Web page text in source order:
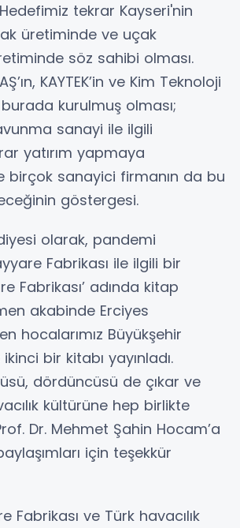
tekrar Kayseri'nin
üretiminde ve uçak
söz sahibi olması.
KAYTEK’in ve Kim Teknoloji
kurulmuş olması;
sanayi ile ilgili
yatırım yapmaya
birçok sanayici firmanın da bu
göstergesi.
olarak, pandemi
Fabrikası ile ilgili bir
Fabrikası’ adında kitap
akabinde Erciyes
hocalarımız Büyükşehir
bir kitabı yayınladı.
dördüncüsü de çıkar ve
kültürüne hep birlikte
Dr. Mehmet Şahin Hocam’a
için teşekkür
Fabrikası ve Türk havacılık